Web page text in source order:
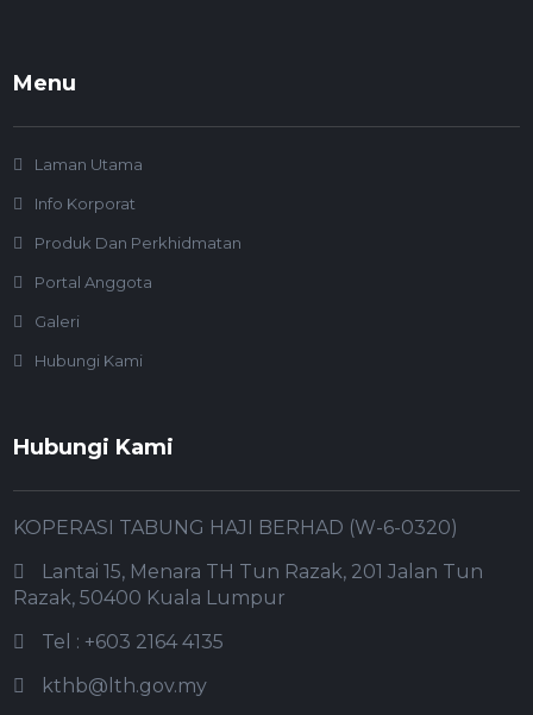
Menu
Laman Utama
Info Korporat
Produk Dan Perkhidmatan
Portal Anggota
Galeri
Hubungi Kami
Hubungi Kami
KOPERASI TABUNG HAJI BERHAD (W-6-0320)
Lantai 15, Menara TH Tun Razak, 201 Jalan Tun
Razak, 50400 Kuala Lumpur
Tel : +603 2164 4135
kthb@lth.gov.my